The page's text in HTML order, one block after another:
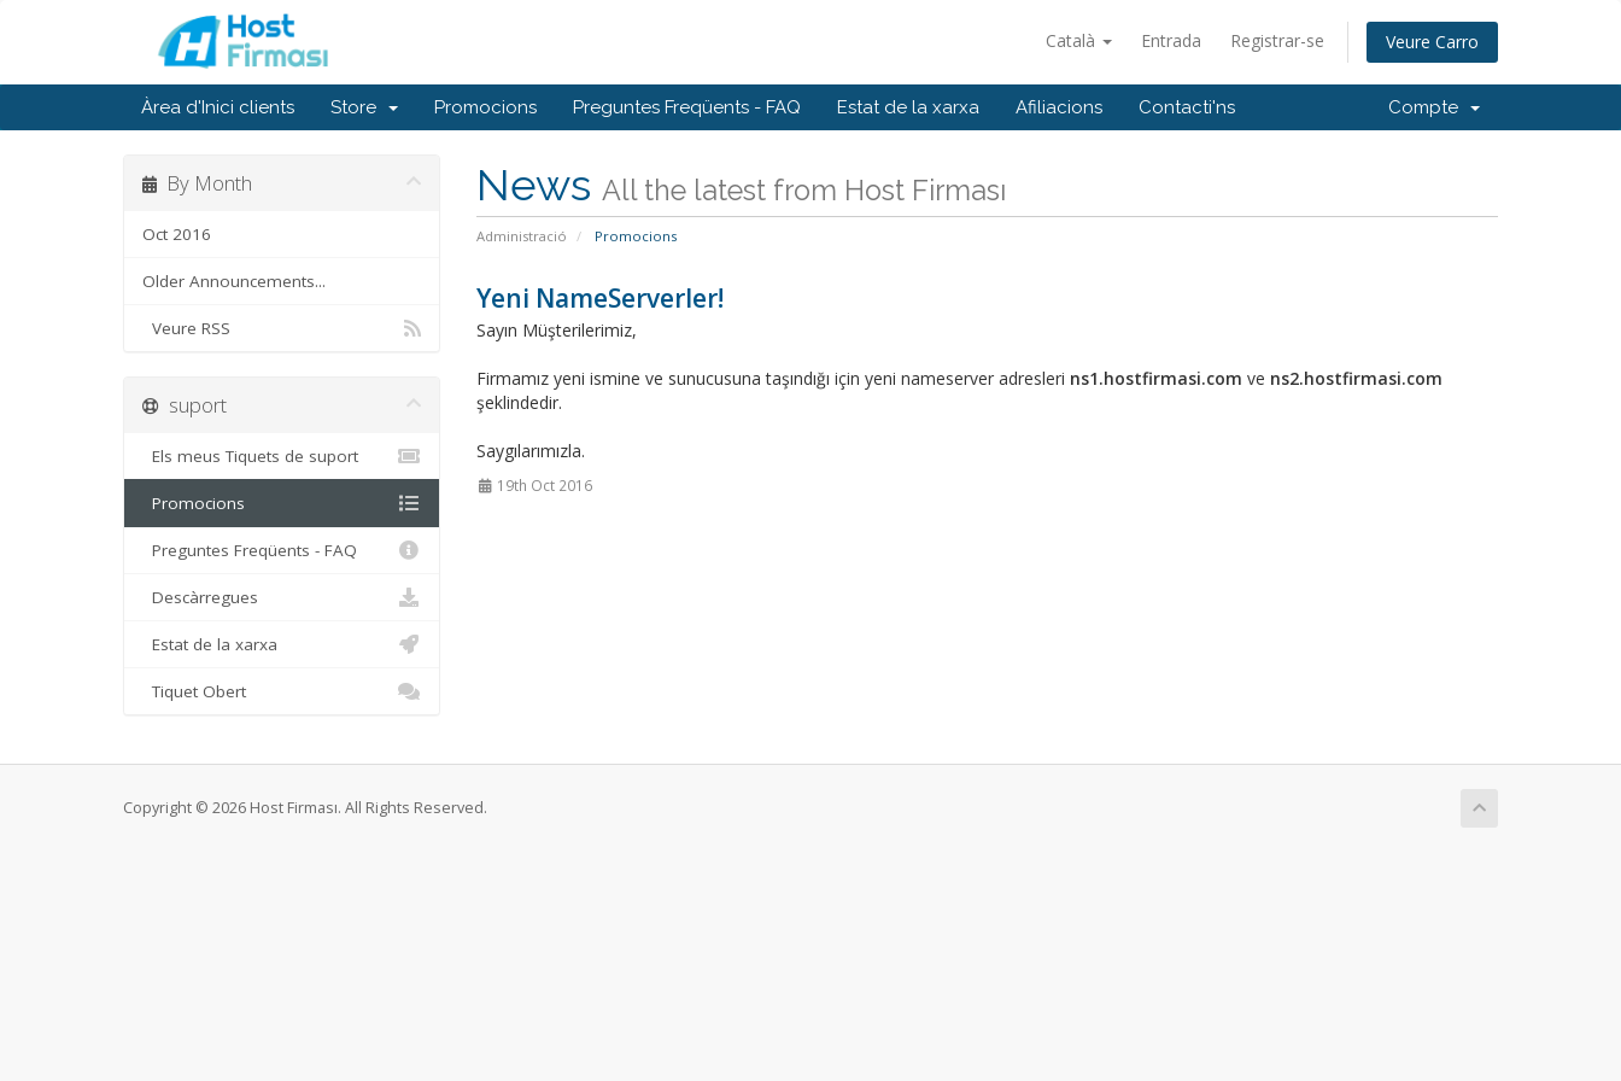
Català Entrada Registrar-se Veure Carro
Àrea d'Inici clients Store Promocions Preguntes Freqüents - FAQ Estat de la xarxa Afiliacions Contacti'ns Compte
News All the latest from Host Firması
Administració Promocions
By Month
Oct 2016
Older Announcements...
Veure RSS
Yeni NameServerler!
Sayın Müşterilerimiz,
Firmamız yeni ismine ve sunucusuna taşındığı için yeni nameserver adresleri ns1.hostfirmasi.com ve ns2.hostfirmasi.com
şeklindedir.
Saygılarımızla.
19th Oct 2016
suport
Els meus Tiquets de suport
Promocions
Preguntes Freqüents - FAQ
Descàrregues
Estat de la xarxa
Tiquet Obert
Copyright © 2026 Host Firması. All Rights Reserved.